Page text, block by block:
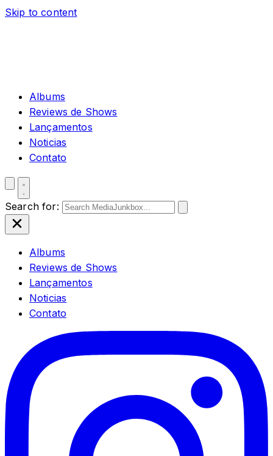
Skip to content
Albums
Reviews de Shows
Lançamentos
Noticias
Contato
Search for:
Albums
Reviews de Shows
Lançamentos
Noticias
Contato